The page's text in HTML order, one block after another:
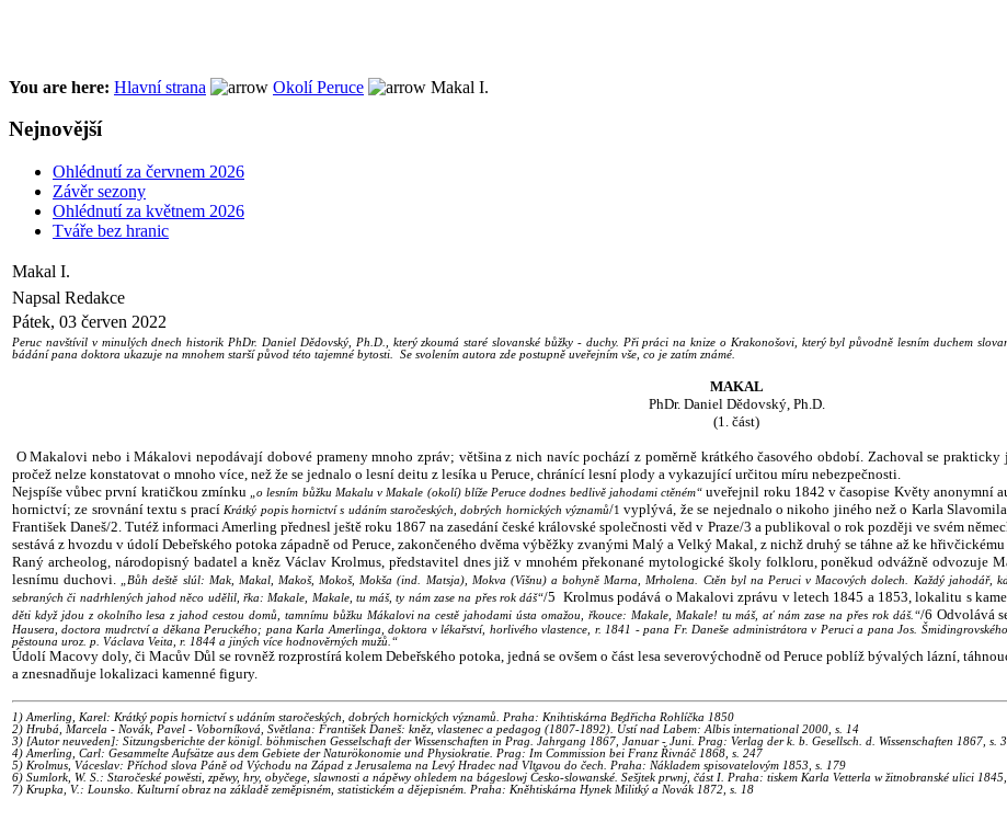
You are here: Hlavní strana Okolí Peruce Makal I.
Nejnovější
Ohlédnutí za červnem 2026
Závěr sezony
Ohlédnutí za květnem 2026
Tváře bez hranic
Makal I.
Napsal Redakce
Pátek, 03 červen 2022
Peruc navštívil v minulých dnech historik PhDr. Daniel Dědovský, Ph.D., který zkoumá staré slovanské bůžky - duchy. Při práci na knize o Krakonošovi, který byl původně lesním duchem
bádání pana doktora ukazuje na mnohem starší původ této tajemné bytosti. Se svolením autora zde postupně uveřejním vše, co je zatím známé.
MAKAL
PhDr. Daniel Dědovský, Ph.D.
(1. část)
O Makalovi nebo i Mákalovi nepodávají dobové prameny mnoho zpráv; většina z nich navíc pochází z poměrně krátkého časového období. Zachoval se
pročež nelze konstatovat o mnoho více, než že se jednalo o lesní deitu z lesíka u Peruce, chránící lesní plody a vykazující určitou míru nebezpečnosti.
Nejspíše vůbec první kratičkou zmínku „o lesním bůžku Makalu v Makale (okolí) blíže Peruce dodnes bedlivě jahodami ctěném“ uveřejnil roku 1842 v časopise Květy anonymní
hornictví; ze srovnání textu s pracíKrátký popis hornictví s udáním staročeských, dobrých hornických významů/1 vyplývá, že se nejednalo o nikoho jiného než o Karla
František Daneš/2. Tutéž informaci Amerling přednesl ještě roku 1867 na zasedání české královské společnosti věd v Praze/3 a publikoval o rok později ve svém
sestává z hvozdu v údolí Debeřského potoka západně od Peruce, zakončeného dvěma výběžky zvanými Malý a Velký Makal, z nichž druhý se táhne až ke
Raný archeolog, národopisný badatel a kněz Václav Krolmus, představitel dnes již v mnohém překonané mytologické školy folkloru, poněkud odvážně odvozuje
lesnímu duchovi.
„Bůh deště slúl: Mak, Makal, Makoš, Mokoš, Mokša (ind. Matsja), Mokva (Višnu) a bohyně Marna, Mrholena. Ctěn byl na Peruci v Macových dolech. Každý jahodář,
sebraných či nadrhlených jahod něco udělil, řka: Makale, Makale, tu máš, ty nám zase na přes rok dáš“/5 Krolmus podává o Makalovi zprávu v letech 1845 a 1853, lokalitu s
děti když jdou z okolního lesa z jahod cestou domů, tamnímu bůžku Mákalovi na cestě jahodami ústa omažou, řkouce: Makale, Makale! tu máš, ať nám zase na přes rok dáš.“/6 Odvolává
Hausera, doctora mudrctví a děkana Peruckého; pana Karla Amerlinga, doktora v lékařství, horlivého vlastence, r. 1841 - pana Fr. Daneše administrátora v Peruci a pana Jos.
pěstouna uroz. p. Václava Veita, r. 1844 a jiných více hodnověrných mužů.“
Údolí Macovy doly, či Macův Důl se rovněž rozprostírá kolem Debeřského potoka, jedná se ovšem o část lesa severovýchodně od Peruce poblíž bývalých lázní,
a znesnadňuje lokalizaci kamenné figury.
1) Amerling, Karel: Krátký popis hornictví s udáním staročeských, dobrých hornických významů. Praha: Knihtiskárna Bedřicha Rohlíčka 1850
2) Hrubá, Marcela - Novák, Pavel - Voborníková, Světlana: František Daneš: kněz, vlastenec a pedagog (1807-1892). Ústí nad Labem: Albis international 2000, s. 14
3) [Autor neuveden]: Sitzungsberichte der königl. böhmischen Gesselschaft der Wissenschaften in Prag. Jahrgang 1867, Januar - Juni. Prag: Verlag der k. b. Gesellsch. d. Wissenschaften 1867, s.
4) Amerling, Carl: Gesammelte Aufsätze aus dem Gebiete der Naturökonomie und Physiokratie. Prag: Im Commission bei Franz Řivnáč 1868, s. 247
5) Krolmus, Váceslav: Příchod slova Páně od Východu na Západ z Jerusalema na Levý Hradec nad Vltavou do čech. Praha: Nákladem spisovatelovým 1853, s. 179
6) Sumlork, W. S.: Staročeské powěsti, zpěwy, hry, obyčege, slawnosti a nápěwy ohledem na bágeslowj Česko-slowanské. Sešjtek prwnj, část I. Praha: tiskem Karla Vetterla w žitnobranské ulici
7) Krupka, V.: Lounsko. Kulturní obraz na základě zeměpisném, statistickém a dějepisném. Praha: Kněhtiskárna Hynek Militký a Novák 1872, s. 18